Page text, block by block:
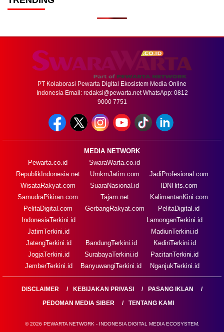
PT Kolaborasi Pewarta Digital Ekosistem Media Online
Indonesia Email: redaksi@pewarta.netWhatsApp: 0812
9000 7751
MEDIA NETWORK
Pewarta.co.id
RepublikIndonesia.net
WisataRakyat.com
SamudraPikiran.com
PelitaDigital.com
SwaraWarta.co.id
UmkmJatim.com
SuaraNasional.id
Tajam.net
GerbangRakyat.com
JadiProfesional.com
IDNHits.com
KalimantanKini.com
PelitaDigital.id
IndonesiaTerkini.id
JatimTerkini.id
JatengTerkini.id
JogjaTerkini.id
JemberTerkini.id
BandungTerkini.id
SurabayaTerkini.id
BanyuwangiTerkini.id
LamonganTerkini.id
MadiunTerkini.id
KediriTerkini.id
PacitanTerkini.id
NganjukTerkini.id
DISCLAIMER KEBIJAKAN PRIVASI
PASANG IKLAN
PEDOMAN MEDIA SIBER
TENTANG KAMI
© 2026 PEWARTA NETWORK - INDONESIA DIGITAL MEDIA ECOSYSTEM.